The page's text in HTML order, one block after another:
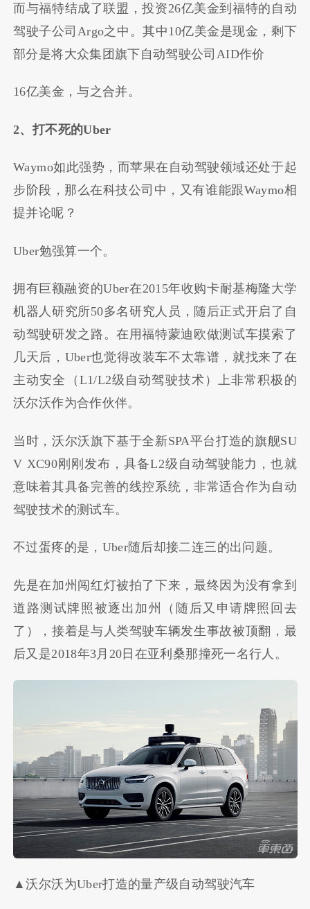
而与福特结成了联盟，投资26亿美金到福特的自动
驾驶子公司 Argo之中。其中10亿美金是现金，剩下
部分是将大众集团旗下自动驾驶公司 AID作价
16亿美金，与之合并。
2、打不死的Uber
Waymo如此强势，而苹果在自动驾驶领域还处于起
步阶段，那么在科技公司中，又有谁能跟Waymo相
提并论呢？
Uber勉强算一个。
拥有巨额融资的Uber在2015年收购卡耐基梅隆大学
机器人研究所50多名研究人员，随后正式开启了自
动驾驶研发之路。在用福特蒙迪欧做测试车摸索了
几天后， Uber也觉得改装车不太靠谱，就找来了在
主动安全（ L1/L2级自动驾驶技术）上非常积极的
沃尔沃作为合作伙伴。
当时，沃尔沃旗下基于全新SPA平台打造的旗舰SU
V XC90刚刚发布，具备L2级自动驾驶能力，也就
意味着其具备完善的线控系统，非常适合作为自动
驾驶技术的测试车。
不过蛋疼的是， Uber随后却接二连三的出问题。
先是在加州闯红灯被拍了下来，最终因为没有拿到
道路测试牌照被逐出加州（随后又申请牌照回去
了），接着是与人类驾驶车辆发生事故被顶翻，最
后又是2018年3 月 20日在亚利桑那撞死一名行人。
▲沃尔沃为Uber打造的量产级自动驾驶汽车